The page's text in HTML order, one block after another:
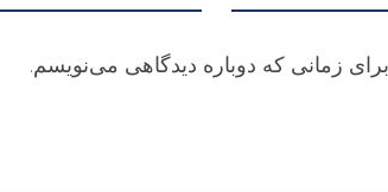
زمانی که دوباره دیدگاهی می‌نویسم.